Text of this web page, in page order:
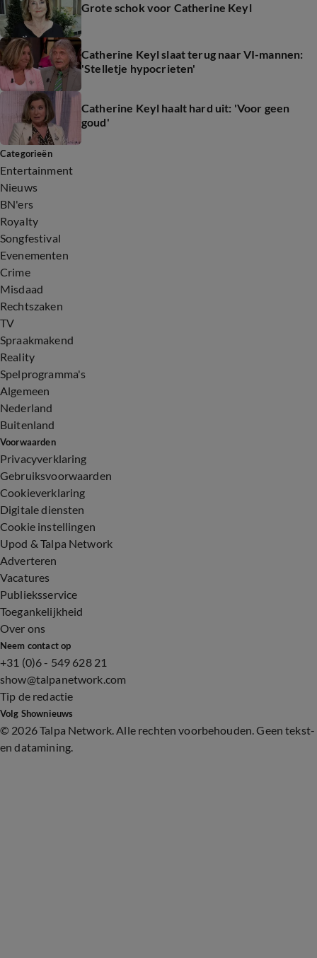
Grote schok voor Catherine Keyl
Catherine Keyl slaat terug naar VI-mannen:
'Stelletje hypocrieten'
Catherine Keyl haalt hard uit: 'Voor geen
goud'
Categorieën
Entertainment
Nieuws
BN'ers
Royalty
Songfestival
Evenementen
Crime
Misdaad
Rechtszaken
TV
Spraakmakend
Reality
Spelprogramma's
Algemeen
Nederland
Buitenland
Voorwaarden
Privacyverklaring
Gebruiksvoorwaarden
Cookieverklaring
Digitale diensten
Cookie instellingen
Upod & Talpa Network
Adverteren
Vacatures
Publieksservice
Toegankelijkheid
Over ons
Neem contact op
+31 (0)6 - 549 628 21
show@talpanetwork.com
Tip de redactie
Volg Shownieuws
© 2026 Talpa Network. Alle rechten voorbehouden. Geen tekst-
en datamining.